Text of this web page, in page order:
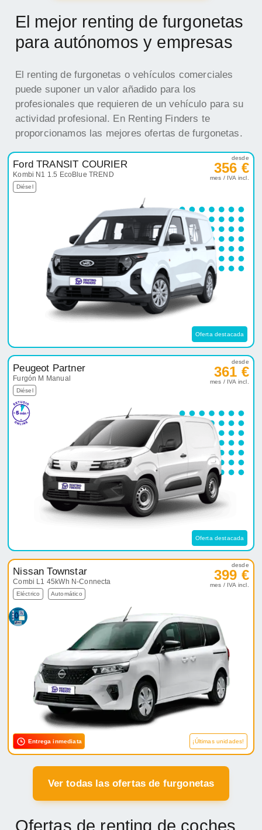
El mejor renting de furgonetas
para autónomos y empresas
El renting de furgonetas o vehículos comerciales
puede suponer un valor añadido para los
profesionales que requieren de un vehículo para su
actividad profesional. En Renting Finders te
proporcionamos las mejores ofertas de furgonetas.
Ford TRANSIT COURIER
Kombi N1 1.5 EcoBlue TREND
Diésel
desde
356 €
mes / IVA incl.
Oferta destacada
Peugeot Partner
Furgón M Manual
Diésel
desde
361 €
mes / IVA incl.
Oferta destacada
Nissan Townstar
Combi L1 45kWh N-Connecta
Eléctrico Automático
desde
399 €
mes / IVA incl.
Entrega inmediata ¡Últimas unidades!
Ver todas las ofertas de furgonetas
Ofertas de renting de coches